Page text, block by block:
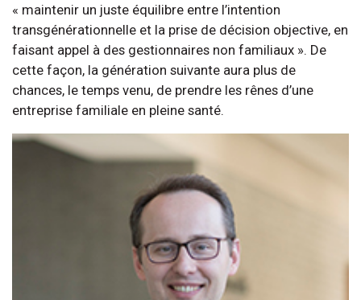
« maintenir un juste équilibre entre l’intention
transgénérationnelle et la prise de décision objective, en
faisant appel à des gestionnaires non familiaux ». De
cette façon, la génération suivante aura plus de
chances, le temps venu, de prendre les rênes d’une
entreprise familiale en pleine santé.